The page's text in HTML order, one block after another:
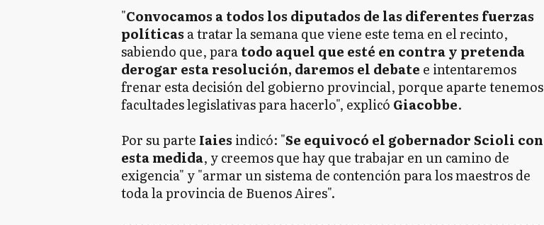
"Convocamos a todos los diputados de las diferentes fuerzas
políticas a tratar la semana que viene este tema en el recinto,
sabiendo que, paratodo aquel que esté en contra y pretenda
derogar esta resolución, daremos el debate e intentaremos
frenar esta decisión del gobierno provincial, porque aparte tenemos
facultades legislativas para hacerlo", explicó Giacobbe.
Por su parte Iaies indicó: "Se equivocó el gobernador Scioli con
esta medida, y creemos que hay que trabajar en un camino de
exigencia" y "armar un sistema de contención para los maestros de
toda la provincia de Buenos Aires".